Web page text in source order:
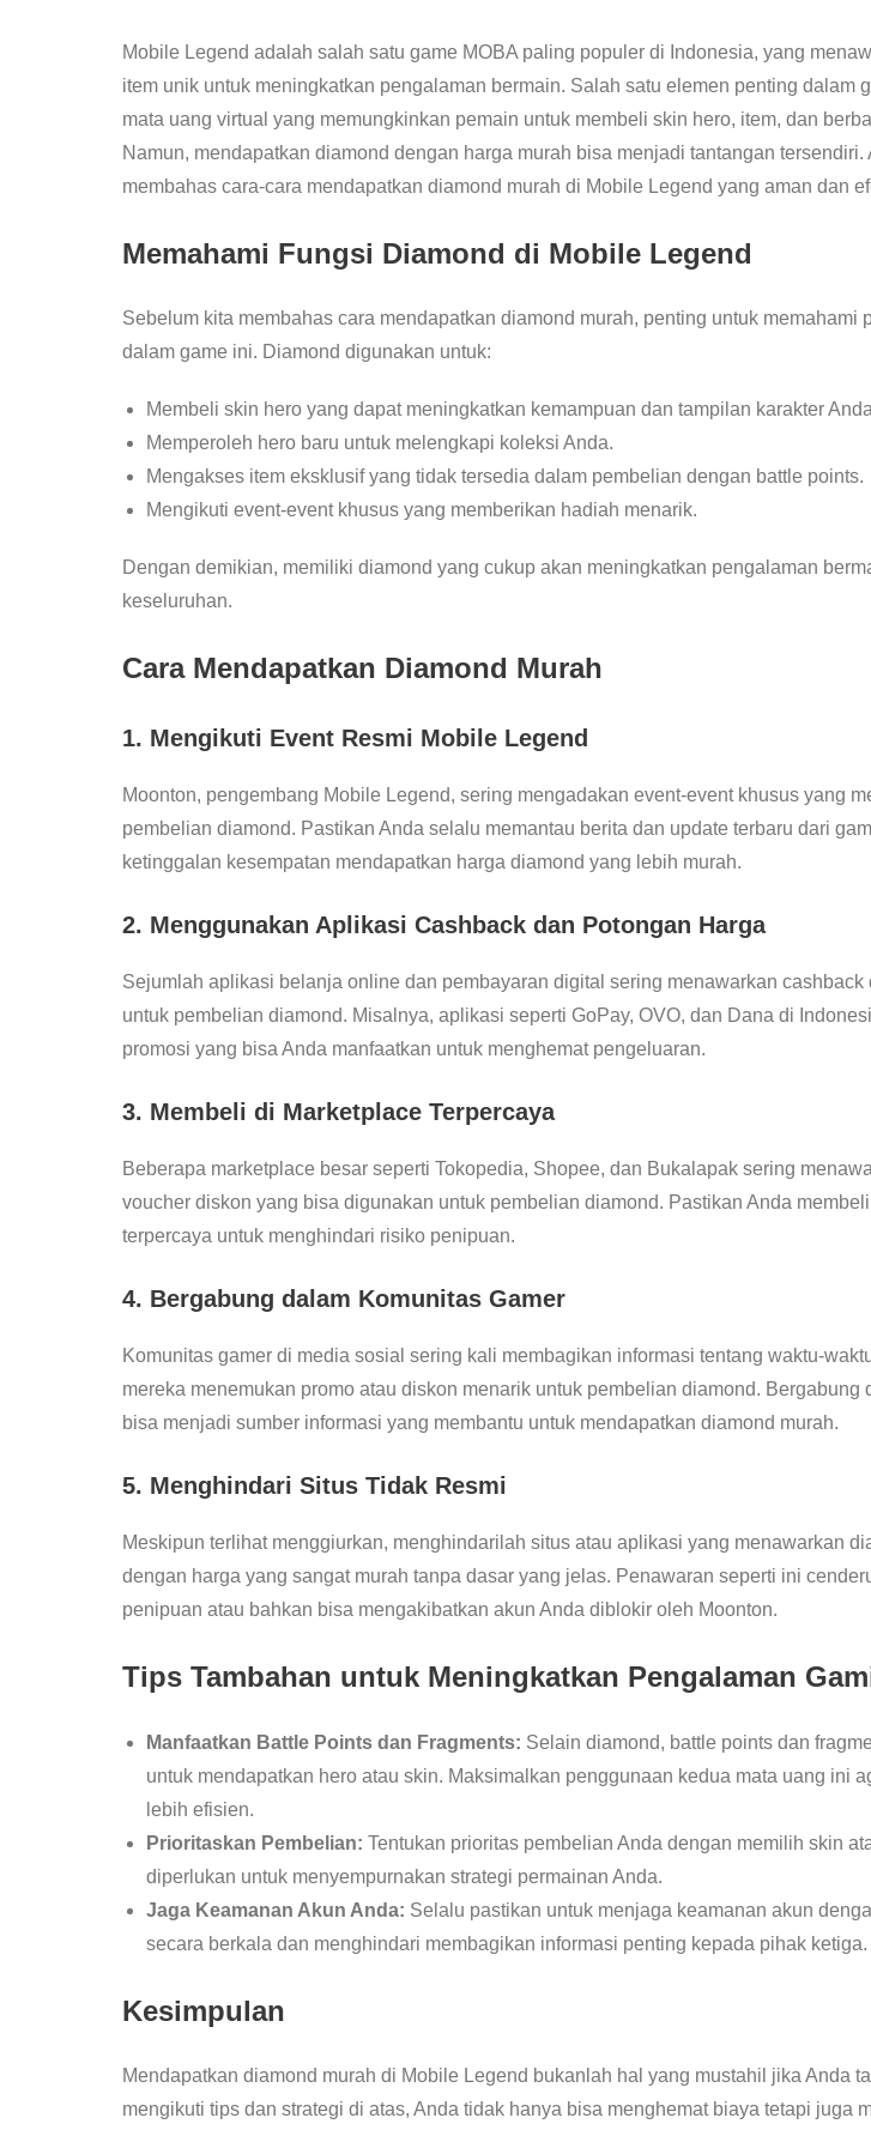
Mobile Legend adalah salah satu game MOBA paling populer di Indonesia, yang
item unik untuk meningkatkan pengalaman bermain. Salah satu elemen penting dalam
mata uang virtual yang memungkinkan pemain untuk membeli skin hero, item, dan
Namun, mendapatkan diamond dengan harga murah bisa menjadi tantangan tersendiri.
membahas cara-cara mendapatkan diamond murah di Mobile Legend yang aman dan
Memahami Fungsi Diamond di Mobile Legend
Sebelum kita membahas cara mendapatkan diamond murah, penting untuk memahami
dalam game ini. Diamond digunakan untuk:
Membeli skin hero yang dapat meningkatkan kemampuan dan tampilan karakter
Memperoleh hero baru untuk melengkapi koleksi Anda.
Mengakses item eksklusif yang tidak tersedia dalam pembelian dengan battle points.
Mengikuti event-event khusus yang memberikan hadiah menarik.
Dengan demikian, memiliki diamond yang cukup akan meningkatkan pengalaman
keseluruhan.
Cara Mendapatkan Diamond Murah
1. Mengikuti Event Resmi Mobile Legend
Moonton, pengembang Mobile Legend, sering mengadakan event-event khusus yang
pembelian diamond. Pastikan Anda selalu memantau berita dan update terbaru dari
ketinggalan kesempatan mendapatkan harga diamond yang lebih murah.
2. Menggunakan Aplikasi Cashback dan Potongan Harga
Sejumlah aplikasi belanja online dan pembayaran digital sering menawarkan cashback
untuk pembelian diamond. Misalnya, aplikasi seperti GoPay, OVO, dan Dana di
promosi yang bisa Anda manfaatkan untuk menghemat pengeluaran.
3. Membeli di Marketplace Terpercaya
Beberapa marketplace besar seperti Tokopedia, Shopee, dan Bukalapak sering
voucher diskon yang bisa digunakan untuk pembelian diamond. Pastikan Anda
terpercaya untuk menghindari risiko penipuan.
4. Bergabung dalam Komunitas Gamer
Komunitas gamer di media sosial sering kali membagikan informasi tentang waktu-
mereka menemukan promo atau diskon menarik untuk pembelian diamond. Bergabung
bisa menjadi sumber informasi yang membantu untuk mendapatkan diamond murah.
5. Menghindari Situs Tidak Resmi
Meskipun terlihat menggiurkan, menghindarilah situs atau aplikasi yang menawarkan
dengan harga yang sangat murah tanpa dasar yang jelas. Penawaran seperti ini
penipuan atau bahkan bisa mengakibatkan akun Anda diblokir oleh Moonton.
Tips Tambahan untuk Meningkatkan Pengalaman
Manfaatkan Battle Points dan Fragments: Selain diamond, battle points dan
untuk mendapatkan hero atau skin. Maksimalkan penggunaan kedua mata uang ini
lebih efisien.
Prioritaskan Pembelian: Tentukan prioritas pembelian Anda dengan memilih skin
diperlukan untuk menyempurnakan strategi permainan Anda.
Jaga Keamanan Akun Anda: Selalu pastikan untuk menjaga keamanan akun
secara berkala dan menghindari membagikan informasi penting kepada pihak ketiga.
Kesimpulan
Mendapatkan diamond murah di Mobile Legend bukanlah hal yang mustahil jika Anda
mengikuti tips dan strategi di atas, Anda tidak hanya bisa menghemat biaya tetapi juga